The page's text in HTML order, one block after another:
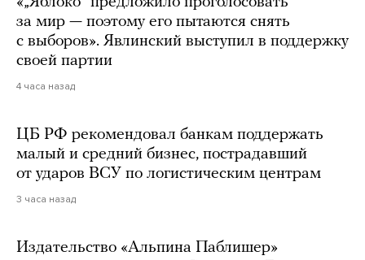
за мир — поэтому его пытаются снять
с выборов». Явлинский выступил в поддержку
своей партии
4 часа назад
ЦБ РФ рекомендовал банкам поддержать
малый и средний бизнес, пострадавший
от ударов ВСУ по логистическим центрам
3 часа назад
Издательство «Альпина Паблишер»